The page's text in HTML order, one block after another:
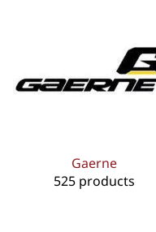
Gaerne
525 products